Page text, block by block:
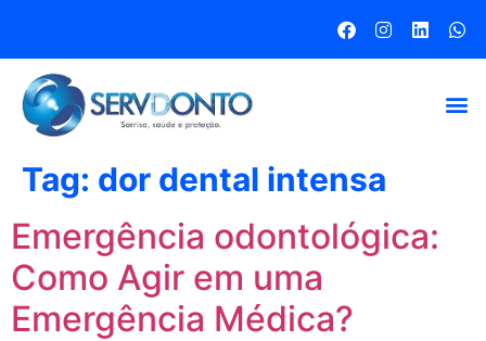
Tag: dor dental intensa
Emergência odontológica:
Como Agir em uma
Emergência Médica?